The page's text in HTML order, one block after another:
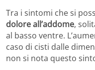
Tra i sintomi che si
dolore all’addome,
al basso ventre.
caso di cisti dalle
non si nota questo